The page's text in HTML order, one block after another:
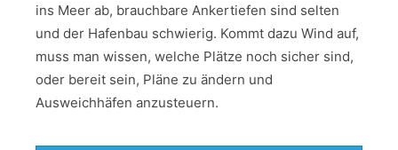
ins Meer ab, brauchbare Ankertiefen sind selten
und der Hafenbau schwierig. Kommt dazu Wind auf,
muss man wissen, welche Plätze noch sicher sind,
oder bereit sein, Pläne zu ändern und
Ausweichhäfen anzusteuern.